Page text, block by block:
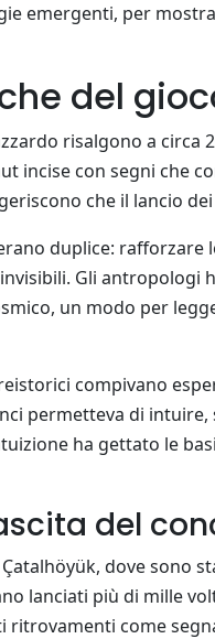
emergenti, per
del
risalgono a circa
incise con segni che
che il lancio
duplice:
Gli antropologi
un modo per
compivano
permetteva di
ha gettato le
del
dove sono
lanciati più di mille
come